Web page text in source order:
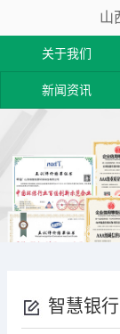
山
关于我们
新闻资讯
智慧银行